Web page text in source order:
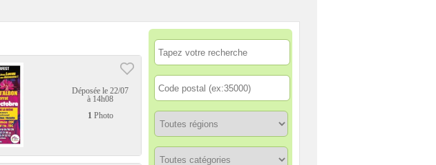
Déposée le 22/07
à 14h08
1 Photo